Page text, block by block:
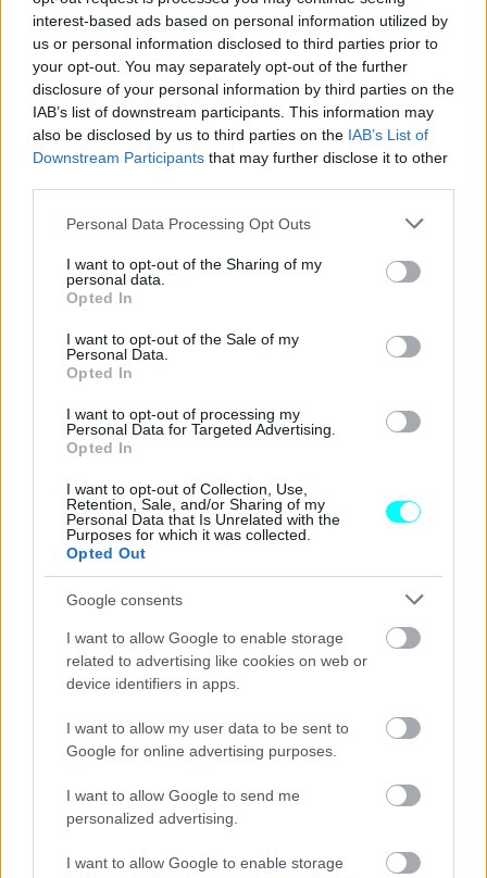
interest-based ads based on personal information utilized by
us or personal information disclosed to third parties prior to
your opt-out. You may separately opt-out of the further
disclosure of your personal information by third parties on the
IAB’s list of downstream participants. This information may
also be disclosed by us to third parties on the IAB’s List of
Downstream Participants that may further disclose it to other
Please note that this website/app uses one or more Google
not limited to your visit or usage behaviour. You may click to
grant or deny consent to Google and its third-party tags to
use your data for below specified purposes in below Google
consent section.
Personal Data Processing Opt Outs
I want to opt-out of the Sharing of my
personal data.
Opted In
I want to opt-out of the Sale of my
Personal Data.
Opted In
I want to opt-out of processing my
Personal Data for Targeted Advertising.
Opted In
I want to opt-out of Collection, Use,
Retention, Sale, and/or Sharing of my
Personal Data that Is Unrelated with the
Purposes for which it was collected.
Opted Out
Google consents
I want to allow Google to enable storage
related to advertising like cookies on web or
device identifiers in apps.
I want to allow my user data to be sent to
Google for online advertising purposes.
I want to allow Google to send me
personalized advertising.
I want to allow Google to enable storage
Ειδικότερα, ο αναπληρωτής υπουργός Ορυχείων και
Πετρελαίου, Shahabuddin Delawar, συναντήθηκε με
εκπροσώπους της κινεζικής εταιρείας στην Καμπούλ και
άμεσες και 1.000.000 έμμεσες θέσεις εργασίας στη